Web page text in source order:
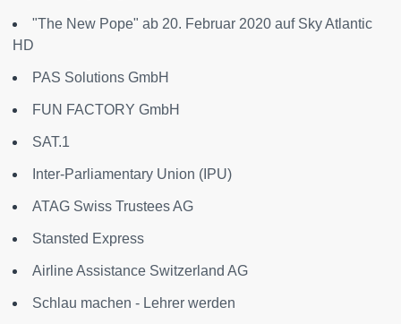
"The New Pope" ab 20. Februar 2020 auf Sky Atlantic
HD
PAS Solutions GmbH
FUN FACTORY GmbH
SAT.1
Inter-Parliamentary Union (IPU)
ATAG Swiss Trustees AG
Stansted Express
Airline Assistance Switzerland AG
Schlau machen - Lehrer werden